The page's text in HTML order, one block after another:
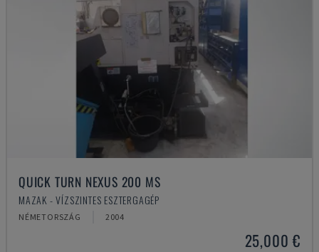
QUICK TURN NEXUS 200 MS
MAZAK - VÍZSZINTES ESZTERGAGÉP
NÉMETORSZÁG 2004
25,000 €